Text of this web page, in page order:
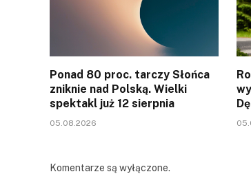
Ponad 80 proc. tarczy Słońca
zniknie nad Polską. Wielki
spektakl już 12 sierpnia
05.08.2026
Komentarze są wyłączone.